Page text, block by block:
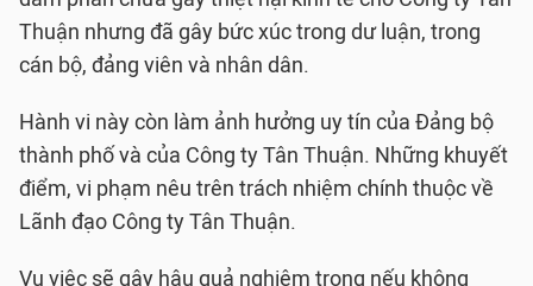
Thuận nhưng đã gây bức xúc trong dư luận, trong
cán bộ, đảng viên và nhân dân.
Hành vi này còn làm ảnh hưởng uy tín của Đảng bộ
thành phố và của Công ty Tân Thuận. Những khuyết
điểm, vi phạm nêu trên trách nhiệm chính thuộc về
Lãnh đạo Công ty Tân Thuận.
Vụ việc sẽ gây hậu quả nghiêm trọng nếu không